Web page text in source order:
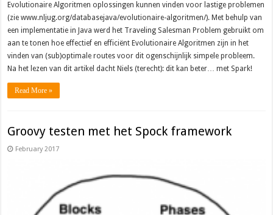
Evolutionaire Algoritmen oplossingen kunnen vinden voor lastige problemen
(zie www.nljug.org/databasejava/evolutionaire-algoritmen/). Met behulp van
een implementatie in Java werd het Traveling Salesman Problem gebruikt om
aan te tonen hoe effectief en efficiënt Evolutionaire Algoritmen zijn in het
vinden van (sub)optimale routes voor dit ogenschijnlijk simpele probleem.
Na het lezen van dit artikel dacht Niels (terecht): dit kan beter… met Spark!
Read More »
Groovy testen met het Spock framework
February 2017